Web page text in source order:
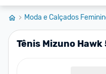
Moda e Calçados
Tênis Mizuno